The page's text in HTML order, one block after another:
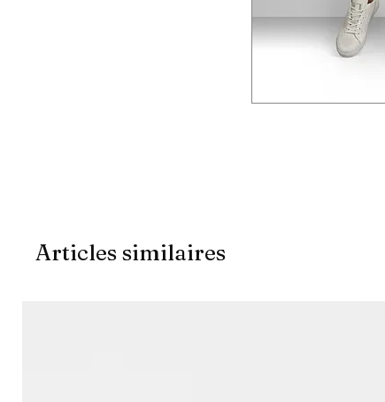
Articles similaires